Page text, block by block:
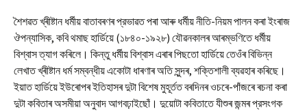
শৈশৱত খ্ৰীষ্টান ধর্মীয় বাতাবৰণৰ প্রভাৱত পৰা আৰু ধর্মীয় নীতি-নিয়ম পালন কৰা ইংৰাজ
ঔপন্যাসিক, কবি থমাছ হার্ডিয়ে (১৮৪০-১৯২৮) যৌৱনকালৰ আৰম্ভণিতে ধর্মীয়
বিশ্বাস ত্যাগ কৰিলে। কিন্তু ধর্মীয় বিশ্বাস এৰাৰ পিছতো হার্ডিয়ে তেওঁৰ বিভিন্ন
লেখাত খ্ৰীষ্টান ধর্ম সম্বন্ধীয় একোটা ধাৰণাৰ অতি সুন্দৰ, শক্তিশালী ব্যৱহাৰ কৰিছে।
ইয়াত হার্ডিয়ে ইউৰোপৰ ইতিহাসৰ দুটা বিশেষ মুহূর্তত বৰদিনৰ ওচৰে-পাঁজৰে ৰচনা কৰা
দুটা কবিতাৰ অসমীয়া অনুবাদ আগবঢ়াইছোঁ। দুয়োটা কবিতাতে যীশুৰ জন্মৰ প্রসংগক